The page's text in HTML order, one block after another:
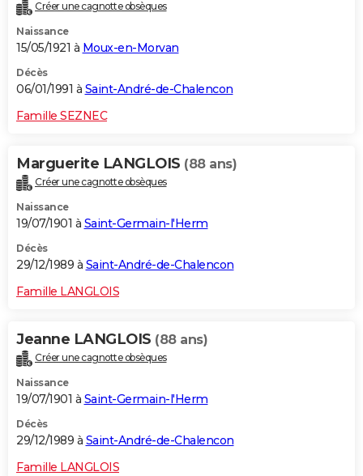
Créer une cagnotte obsèques
Naissance
15/05/1921 à Moux-en-Morvan
Décès
06/01/1991 à Saint-André-de-Chalencon
Famille SEZNEC
Marguerite LANGLOIS (88 ans)
Créer une cagnotte obsèques
Naissance
19/07/1901 à Saint-Germain-l'Herm
Décès
29/12/1989 à Saint-André-de-Chalencon
Famille LANGLOIS
Jeanne LANGLOIS (88 ans)
Créer une cagnotte obsèques
Naissance
19/07/1901 à Saint-Germain-l'Herm
Décès
29/12/1989 à Saint-André-de-Chalencon
Famille LANGLOIS